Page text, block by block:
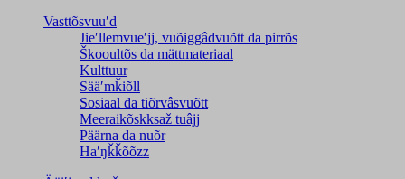
Vasttõsvuuʹd
Jieʹllemvueʹjj, vuõiggâdvuõtt da pirrõs
Škooultõs da mättmateriaal
Kulttuur
Sääʹmǩiõll
Sosiaal da tiõrvâsvuõtt
Meeraikõskksaž tuâjj
Päärna da nuõr
Haʹŋǩǩõõzz